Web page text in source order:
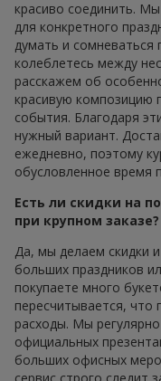
красиво соединить.
для конкретного
думать и сомневаться
колеблетесь между
расскажем об
красивую
события. Благодаря
нужный вариант.
ежедневно, поэтому
обусловленное время
Есть ли скидки на
при крупном заказе?
Да, мы делаем скидки
больших праздников
покупаете много
пересчитывается, что
расходы. Мы
официальных
больших офисных